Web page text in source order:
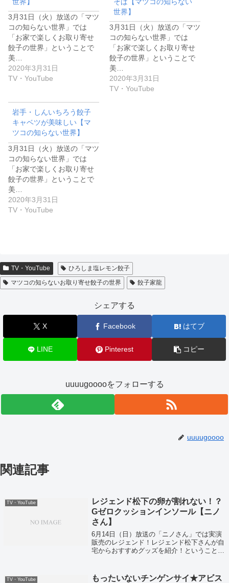
3月31日（火）放送の「マツ
コの知らない世界」では
「お家で楽しくお取り寄せ
餃子の世界」ということで
美…
2020年3月31日
TV・YouTube
世界】
3月31日（火）放送の「マツ
コの知らない世界」では
「お家で楽しくお取り寄せ
餃子の世界」ということで
美…
2020年3月31日
TV・YouTube
岩手・しんいちろう餃子
キャベツが美味しい【マ
ツコの知らない世界】
3月31日（火）放送の「マツ
コの知らない世界」では
「お家で楽しくお取り寄せ
餃子の世界」ということで
美…
2020年3月31日
TV・YouTube
TV・YouTube
ひろしま塩レモン餃子
マツコの知らないお取り寄せ餃子の世界
餃子家龍
シェアする
X Facebook はてブ
LINE Pinterest コピー
uuuugooooをフォローする
uuuugoooo
関連記事
TV・YouTube
レジェンド松下の卵が割れない！？
Gゼロクッションインソール【ニノ
さん】
6月14日（日）放送の「ニノさん」では実演
販売のレジェンド！レジェンド松下さんが自
宅からおすすめグッズを紹介！ということで
TV・YouTube
もったいないチンゲンサイ★アビス